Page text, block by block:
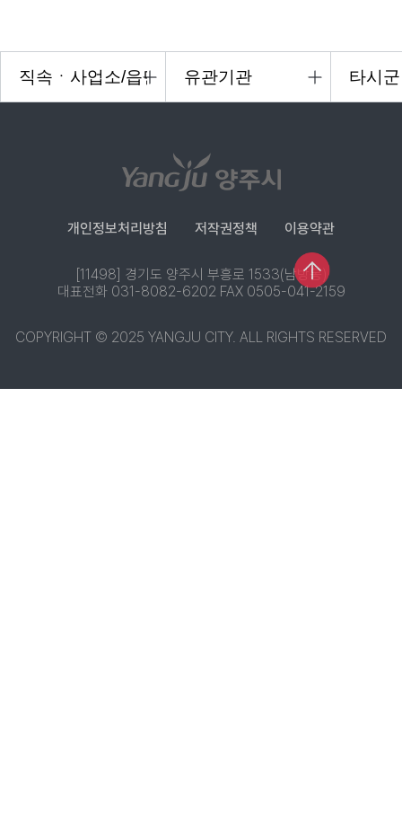
개인정보처리방침 저작권정책 이용약관
[11498] 경기도 양주시 부흥로 1533(남방동)
대표전화 031-8082-6202 FAX 0505-041-2159
COPYRIGHT © 2025 YANGJU CITY. ALL RIGHTS RESERVED